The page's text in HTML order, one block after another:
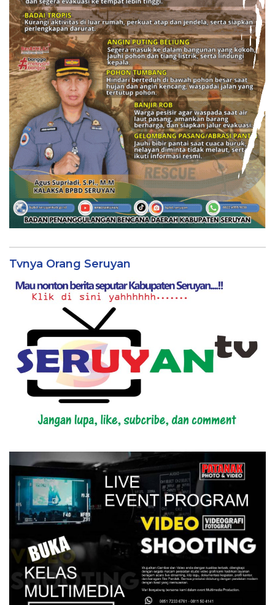
Tvnya Orang Seruyan